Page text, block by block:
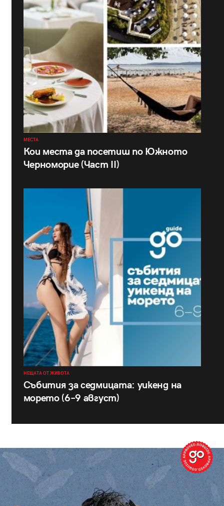
МЕСТА
Кои места да посетиш по Южното
Черноморие (Част II)
НЕЩАТА ОТ ЖИВОТА
Събития за седмицата: уикенд на
морето (6–9 август)